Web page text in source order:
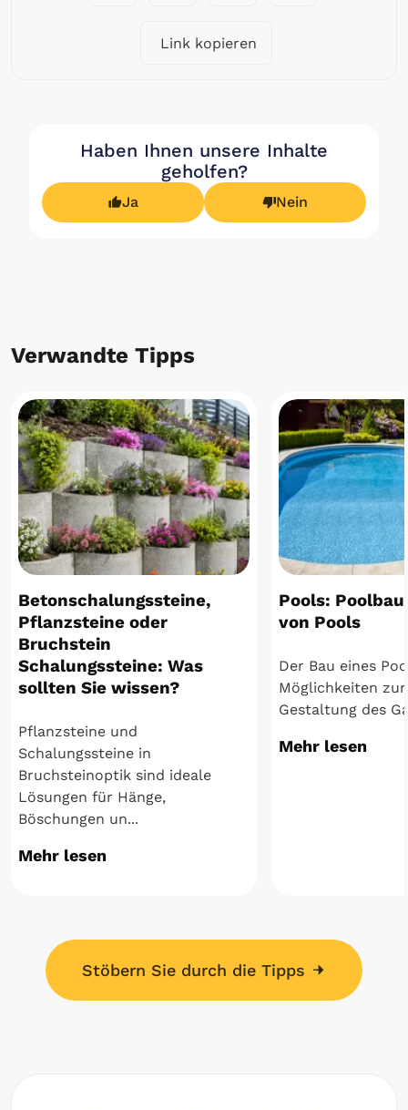
Link kopieren
Haben Ihnen unsere Inhalte
geholfen?
Ja Nein
Verwandte Tipps
Betonschalungssteine,
Pflanzsteine oder
Bruchstein
Schalungssteine: Was
sollten Sie wissen?
Pflanzsteine und
Schalungssteine in
Bruchsteinoptik sind ideale
Lösungen für Hänge,
Böschungen un...
Mehr lesen
Pools:
von Pools
Der Bau eines
Möglichkeiten
Gestaltung des
Mehr lesen
Stöbern Sie durch die Tipps